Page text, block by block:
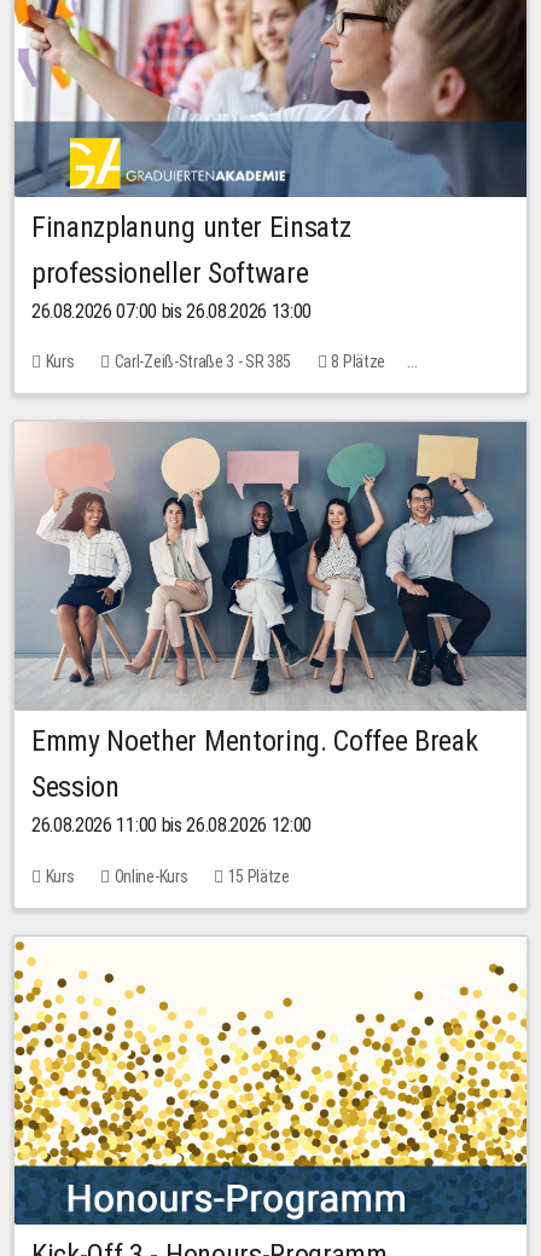
Finanzplanung unter Einsatz
professioneller Software
26.08.2026 07:00 bis 26.08.2026 13:00
Kurs Carl-Zeiß-Straße 3 - SR 385
8 Plätze
20,00 EUR
Emmy Noether Mentoring. Coffee Break
Session
26.08.2026 11:00 bis 26.08.2026 12:00
Kurs Online-Kurs 15 Plätze